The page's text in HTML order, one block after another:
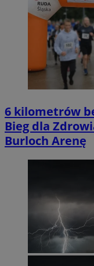
6 kilometrów
Bieg dla
Burloch Arenę